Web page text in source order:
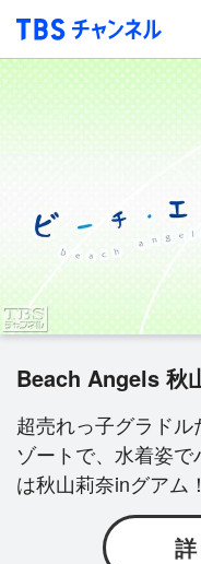
Beach Angels 秋
超売れっ子グラド
ゾートで、水着姿
は秋山莉奈inグアム！